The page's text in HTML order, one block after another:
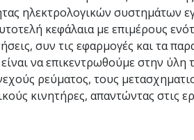
ηλεκτρολογικών συστημάτων
κεφάλαια με επιμέρους
συν τις εφαρμογές και τα
να επικεντρωθούμε στην
ρεύματος, τους
κινητήρες, απαντώντας στις